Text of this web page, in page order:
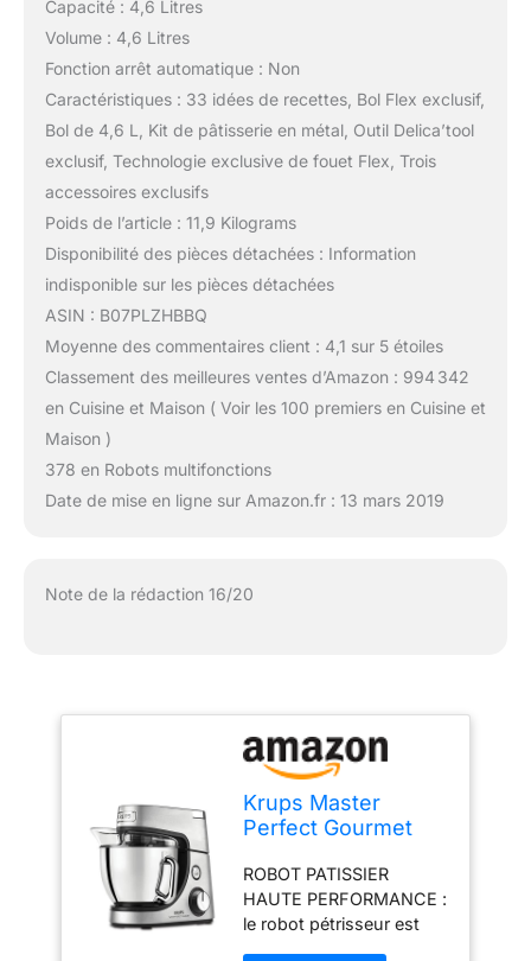
Capacité : 4,6 Litres
Volume : 4,6 Litres
Fonction arrêt automatique : Non
Caractéristiques : 33 idées de recettes, Bol Flex exclusif,
Bol de 4,6 L, Kit de pâtisserie en métal, Outil Delica’tool
exclusif, Technologie exclusive de fouet Flex, Trois
accessoires exclusifs
Poids de l’article : 11,9 Kilograms
Disponibilité des pièces détachées : Information
indisponible sur les pièces détachées
ASIN : B07PLZHBBQ
Moyenne des commentaires client : 4,1 sur 5 étoiles
Classement des meilleures ventes d’Amazon : 994 342
en Cuisine et Maison ( Voir les 100 premiers en Cuisine et
Maison )
378 en Robots multifonctions
Date de mise en ligne sur Amazon.fr : 13 mars 2019
Note de la rédaction 16/20
Krups Master
Perfect Gourmet
inox brossé,
Puissance 1100 W, 8
vitesses + fonction
pulse, Accessoire
ROBOT PATISSIER
HAUTE PERFORMANCE :
le robot pétrisseur est